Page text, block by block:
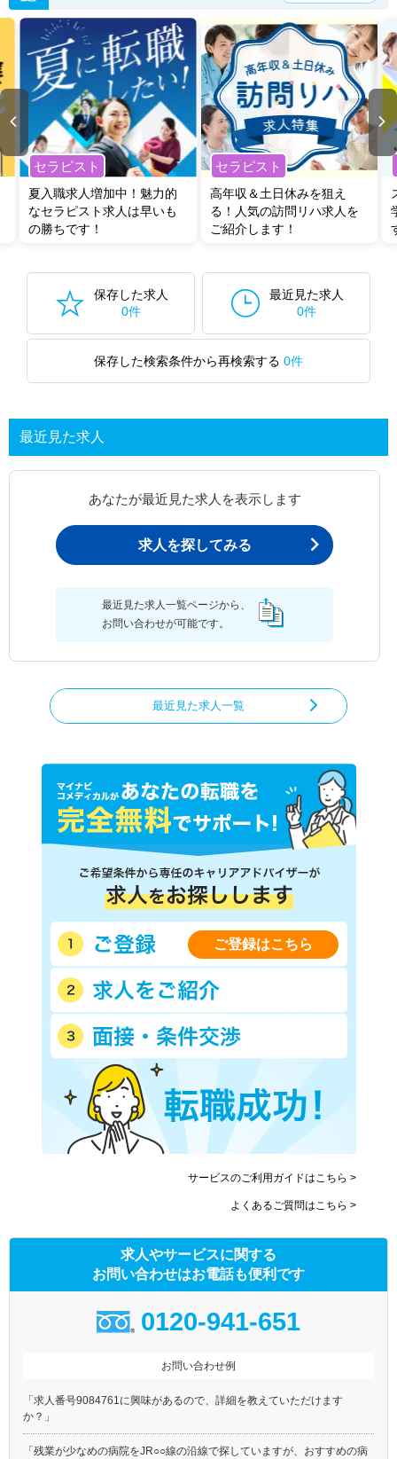
セラピスト
夏入職求人増加中！魅力的
なセラピスト求人は早いも
の勝ちです！
セラピスト
高年収＆土日休みを狙え
る！人気の訪問リハ求人を
ご紹介します！
保存した求人
0件
最近見た求人
0件
保存した検索条件から再検索する 0件
最近見た求人
あなたが最近見た求人を表示します
求人を探してみる
最近見た求人一覧ページから、
お問い合わせが可能です。
最近見た求人一覧
ご登録はこちら
サービスのご利用ガイドはこちら >
よくあるご質問はこちら >
求人やサービスに関する
お問い合わせはお電話も便利です
0120-941-651
お問い合わせ例
「求人番号9084761に興味があるので、詳細を教えていただけます
か？」
「残業が少なめの病院をJR○○線の沿線で探していますが、おすすめの病